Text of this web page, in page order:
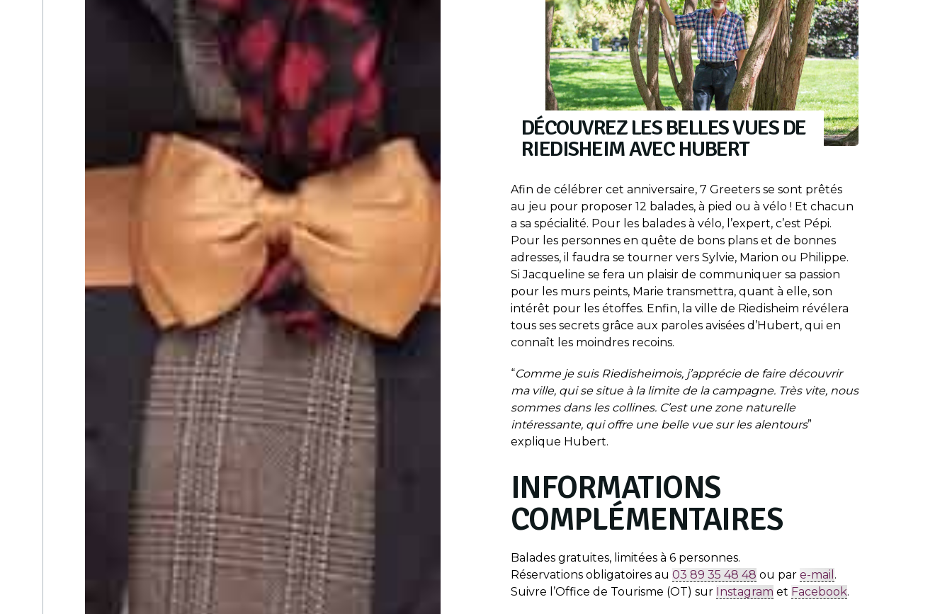
DÉCOUVREZ LES BELLES VUES DE
RIEDISHEIM AVEC HUBERT
Afin de célébrer cet anniversaire, 7 Greeters se sont prêtés
au jeu pour proposer 12 balades, à pied ou à vélo ! Et chacun
a sa spécialité. Pour les balades à vélo, l’expert, c’est Pépi.
Pour les personnes en quête de bons plans et de bonnes
adresses, il faudra se tourner vers Sylvie, Marion ou Philippe.
Si Jacqueline se fera un plaisir de communiquer sa passion
pour les murs peints, Marie transmettra, quant à elle, son
intérêt pour les étoffes. Enfin, la ville de Riedisheim révélera
tous ses secrets grâce aux paroles avisées d’Hubert, qui en
connaît les moindres recoins.
“Comme je suis Riedisheimois, j’apprécie de faire découvrir
ma ville, qui se situe à la limite de la campagne. Très vite, nous
sommes dans les collines. C’est une zone naturelle
intéressante, qui offre une belle vue sur les alentours”
explique Hubert.
INFORMATIONS
COMPLÉMENTAIRES
Balades gratuites, limitées à 6 personnes.
Réservations obligatoires au 03 89 35 48 48 ou par e-mail .
Suivre l’Office de Tourisme (OT) sur Instagram et Facebook.